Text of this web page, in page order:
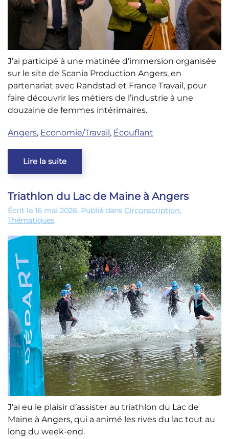
J’ai participé à une matinée d’immersion organisée
sur le site de Scania Production Angers, en
partenariat avec Randstad et France Travail, pour
faire découvrir les métiers de l’industrie à une
douzaine de femmes intérimaires.
Angers, Economie/Travail , Écouflant
Lire la suite
Triathlon du Lac de Maine à Angers
Écrit le16 mai 2026. Publié dans Circonscription,
Thématiques.
J’ai eu le plaisir d’assister au triathlon du Lac de
Maine à Angers, qui a animé les rives du lac tout au
long du week-end.